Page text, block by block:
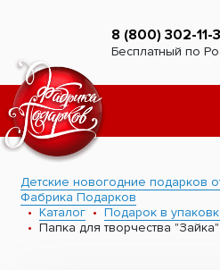
8 (800) 302-11-
Бесплатный по
Детские новогодние подарков
Фабрика Подарков
Каталог
Подарок в
Папка для творчества "Зайка"